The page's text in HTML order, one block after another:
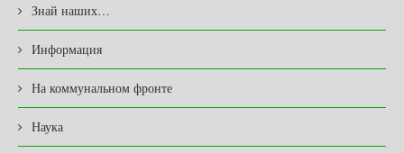
Знай наших…
Информация
На коммунальном фронте
Наука